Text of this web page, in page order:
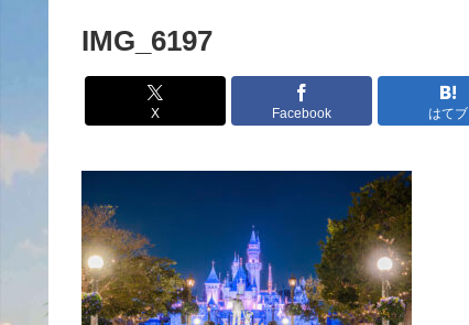
IMG_6197
X Facebook はてブ